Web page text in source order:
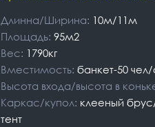
Длинна/Ширина: 10м/11м
Площадь: 95м2
Вес: 1790кг
Вместимость: банкет-50
Высота входа/высота в
Каркас/купол: клееный
тент